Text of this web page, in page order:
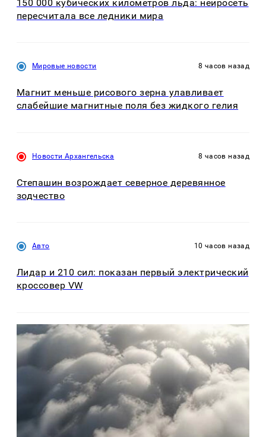
150 000 кубических километров льда: нейросеть
пересчитала все ледники мира
Мировые новости 8 часов назад
Магнит меньше рисового зерна улавливает
слабейшие магнитные поля без жидкого гелия
Новости Архангельска 8 часов назад
Степашин возрождает северное деревянное
зодчество
Авто 10 часов назад
Лидар и 210 сил: показан первый электрический
кроссовер VW